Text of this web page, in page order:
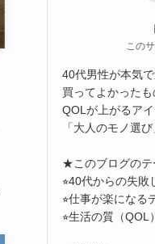
この
40代男性が本気
買ってよかった
QOLが上がるア
「大人のモノ選
★このブログの
⭐︎40代からの失
⭐︎仕事が楽になる
⭐︎生活の質（